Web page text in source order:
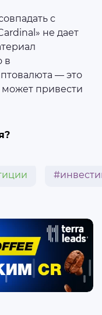
с
не дает
в
— это
может привести